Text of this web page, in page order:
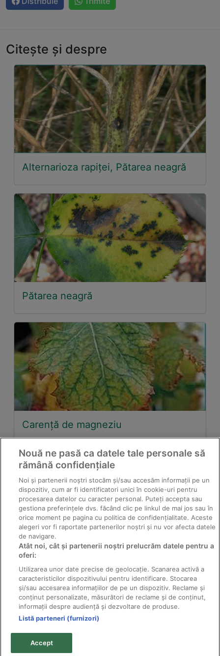
Citește și despre
Alternarioza rapiței, Pătarea neagră
Pătarea neagră
Carență de magneziu
Acarianul roşu comun
© 2011-2026 Solarex - distribuitor pesticide producător;
toate drepturile rezervate.
Textele şi fotografiile sunt proprietatea titularilor de
Nouă ne pasă ca datele tale personale să
rămână confidențiale
Noi și partenerii noștri stocăm și/sau accesăm informații pe un
dispozitiv, cum ar fi identificatori unici în cookie-uri pentru
procesarea datelor cu caracter personal. Puteți accepta sau
gestiona preferințele dvs. făcând clic pe linkul de mai jos sau în
orice moment pe pagina cu politica de confidențialitate. Aceste
alegeri vor fi raportate partenerilor noștri și nu vor afecta datele
de navigare.
Atât noi, cât și partenerii noștri prelucrăm datele pentru a
oferi:
Utilizarea unor date precise de geolocație. Scanarea activă a
caracteristicilor dispozitivului pentru identificare. Stocarea
și/sau accesarea informațiilor de pe un dispozitiv. Reclame și
conținut personalizate, măsurători de reclame și de conținut,
informații despre audiență și dezvoltare de produse.
Listă parteneri (furnizori)
Accept